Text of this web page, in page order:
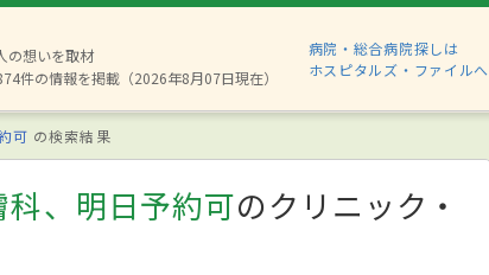
の想いを取材
件の情報を掲載（2026年8月07日現在）
病院・総合病院探しは
ホスピタルズ・ファイルへ
可 の検索結果
、明日予約可のクリニック・